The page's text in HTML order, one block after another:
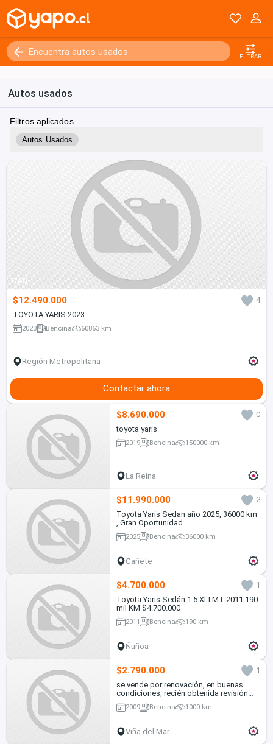
FILTRAR
Autos usados
Filtros aplicados
Autos Usados
1/40
$12.490.000
4
TOYOTA YARIS 2023
2023 Bencina 60863 km
Región Metropolitana
Contactar ahora
$8.690.000
0
toyota yaris
2019 Bencina 150000 km
La Reina
$11.990.000
2
Toyota Yaris Sedan año 2025, 36000 km
, Gran Oportunidad
2025 Bencina 36000 km
Cañete
$4.700.000
1
Toyota Yaris Sedán 1.5 XLI MT 2011 190
mil KM $4.700.000
2011 Bencina 190 km
Ñuñoa
$2.790.000
1
se vende por renovación, en buenas
condiciones, recién obtenida revisión
técnica
2009 Bencina 1000 km
Viña del Mar